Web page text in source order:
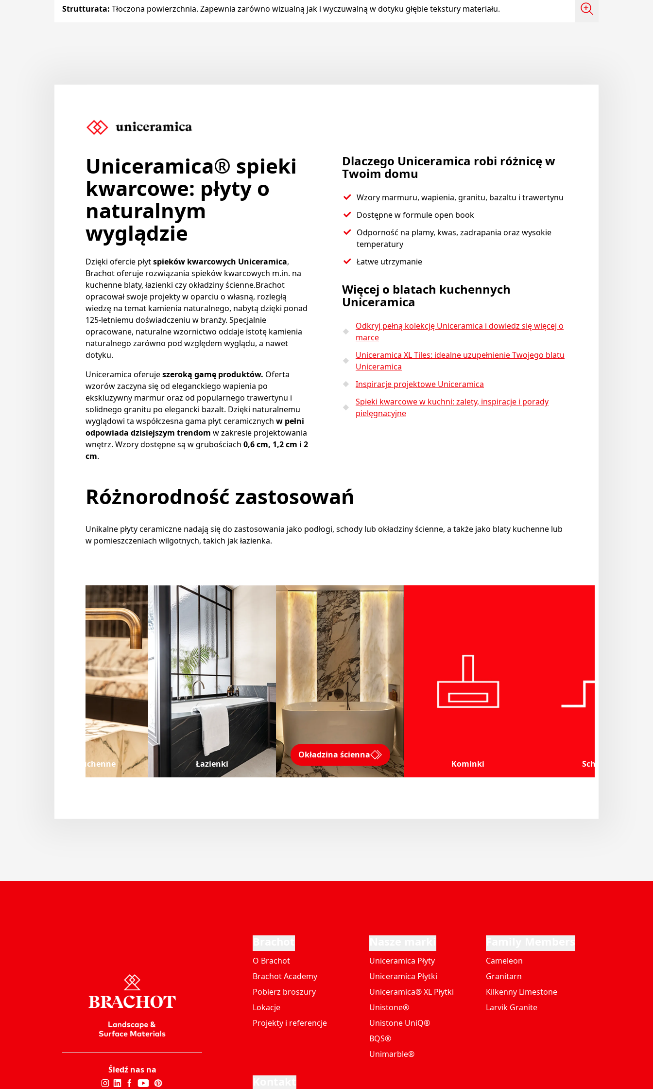
Strutturata: Tłoczona powierzchnia. Zapewnia zarówno wizualną jak i wyczuwalną w dotyku głębie tekstury materiału.
Uniceramica® spieki
kwarcowe: płyty o
naturalnym
wyglądzie
Dzięki ofercie płytspieków kwarcowych Uniceramica,
Brachot oferuje rozwiązania spieków kwarcowych m.in. na
kuchenne blaty, łazienki czy okładziny ścienne.Brachot
opracował swoje projekty w oparciu o własną, rozległą
wiedzę na temat kamienia naturalnego, nabytą dzięki ponad
125-letniemu doświadczeniu w branży. Specjalnie
opracowane, naturalne wzornictwo oddaje istotę kamienia
naturalnego zarówno pod względem wyglądu, a nawet
dotyku.
Uniceramica oferujeszeroką gamę produktów. Oferta
wzorów zaczyna się od eleganckiego wapienia po
ekskluzywny marmur oraz od popularnego trawertynu i
solidnego granitu po elegancki bazalt. Dzięki naturalnemu
wyglądowi ta współczesna gama płyt ceramicznych w pełni
odpowiada dzisiejszym trendom w zakresie projektowania
wnętrz. Wzory dostępne są w grubościach 0,6 cm, 1,2 cm i 2
cm.
Dlaczego Uniceramica robi różnicę w
Twoim domu
Wzory marmuru, wapienia, granitu, bazaltu i trawertynu
Dostępne w formule open book
Odporność na plamy, kwas, zadrapania oraz wysokie
temperatury
Łatwe utrzymanie
Więcej o blatach kuchennych
Uniceramica
Odkryj pełną kolekcję Uniceramica i dowiedz się więcej o
marce
Uniceramica XL Tiles: idealne uzupełnienie Twojego blatu
Uniceramica
Inspiracje projektowe Uniceramica
Spieki kwarcowe w kuchni: zalety, inspiracje i porady
pielęgnacyjne
Różnorodność zastosowań
Unikalne płyty ceramiczne nadają się do zastosowania jako podłogi, schody lub okładziny ścienne, a także jako blaty kuchenne lub
w pomieszczeniach wilgotnych, takich jak łazienka.
Zlewy kuchenne Łazienki
Okładzina ścienna
Kominki
Schody
Śledź nas na
O Brachot
Brachot Academy
Pobierz broszury
Lokacje
Projekty i referencje
Uniceramica Płyty
Uniceramica Płytki
Uniceramica® XL Płytki
Unistone®
Unistone UniQ®
BQS®
Unimarble®
Cameleon
Granitarn
Kilkenny Limestone
Larvik Granite